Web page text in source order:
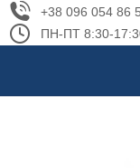
+38 096 054 86
ПН-ПТ 8:30-